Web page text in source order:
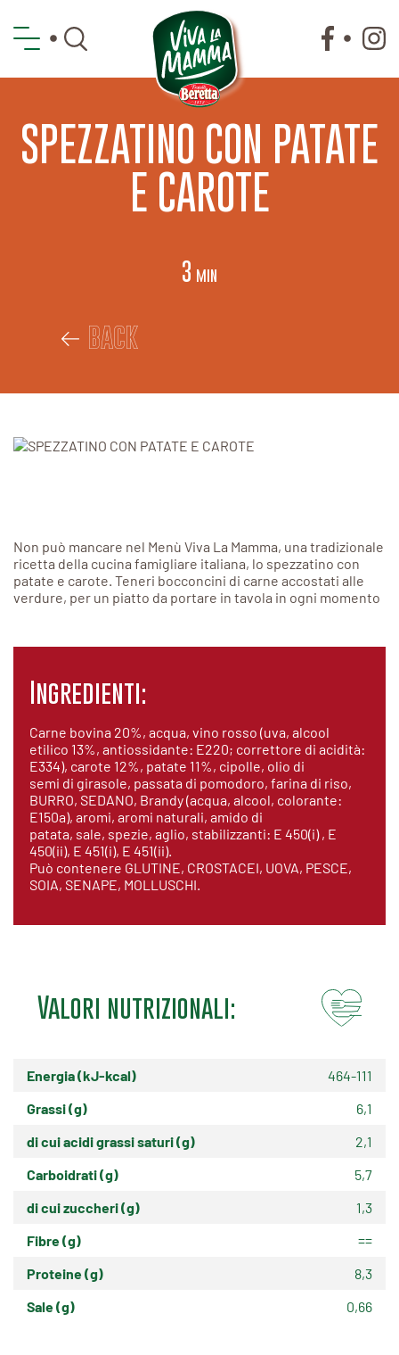
SPEZZATINO CON PATATE
E CAROTE
3 min
BACK
Non può mancare nel Menù Viva La Mamma, una tradizionale
ricetta della cucina famigliare italiana, lo spezzatino con
patate e carote. Teneri bocconcini di carne accostati alle
verdure, per un piatto da portare in tavola in ogni momento
Ingredienti:
Carne bovina 20%, acqua, vino rosso (uva, alcool
etilico 13%, antiossidante: E220; correttore di acidità:
E334), carote 12%, patate 11%, cipolle, olio di
semi di girasole, passata di pomodoro, farina di riso,
BURRO, SEDANO, Brandy (acqua, alcool, colorante:
E150a), aromi, aromi naturali, amido di
patata, sale, spezie, aglio, stabilizzanti: E 450(i) , E
450(ii), E 451(i), E 451(ii).
Può contenere GLUTINE, CROSTACEI, UOVA, PESCE,
SOIA, SENAPE, MOLLUSCHI.
Valori nutrizionali:
Energia (kJ-kcal)
464-111
Grassi (g)
6,1
di cui acidi grassi saturi (g)
2,1
Carboidrati (g)
5,7
di cui zuccheri (g)
1,3
Fibre (g)
==
Proteine (g)
8,3
Sale (g)
0,66